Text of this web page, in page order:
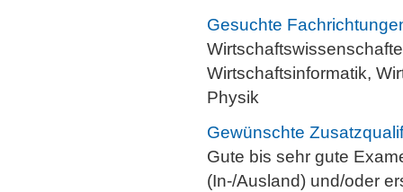
Gesuchte
Wirtschaftsinformatik,
Physik
Gewünschte
Gute bis sehr gute
(In-/Ausland) und/oder